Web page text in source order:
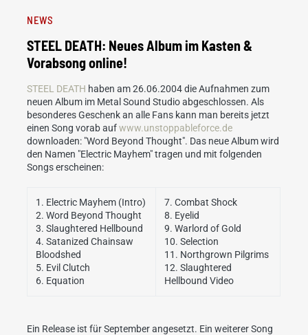
NEWS
STEEL DEATH: Neues Album im Kasten &
Vorabsong online!
STEEL DEATH haben am 26.06.2004 die Aufnahmen zum
neuen Album im Metal Sound Studio abgeschlossen. Als
besonderes Geschenk an alle Fans kann man bereits jetzt
einen Song vorab aufwww.unstoppableforce.de
downloaden: "Word Beyond Thought". Das neue Album wird
den Namen "Electric Mayhem" tragen und mit folgenden
Songs erscheinen:
1. Electric Mayhem (Intro)
2. Word Beyond Thought
3. Slaughtered Hellbound
4. Satanized Chainsaw
Bloodshed
5. Evil Clutch
6. Equation
7. Combat Shock
8. Eyelid
9. Warlord of Gold
10. Selection
11. Northgrown Pilgrims
12. Slaughtered
Hellbound Video
Ein Release ist für September angesetzt. Ein weiterer Song